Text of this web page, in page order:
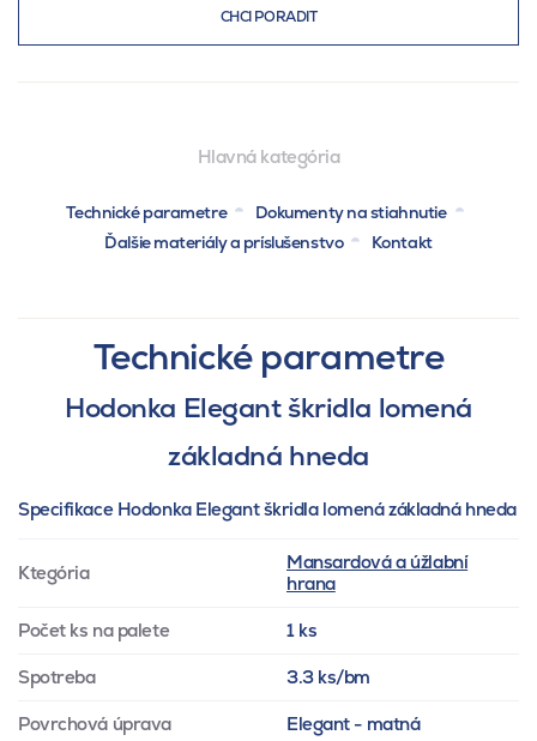
CHCI PORADIT
Hlavná kategória
Technické parametre
Dokumenty na stiahnutie
Ďalšie materiály a príslušenstvo
Kontakt
Technické parametre
Hodonka Elegant škridla lomená
základná hneda
Specifikace Hodonka Elegant škridla lomená základná hneda
Ktegória
Mansardová a úžlabní
hrana
Počet ks na palete 1 ks
Spotreba 3.3 ks/bm
Povrchová úprava Elegant - matná